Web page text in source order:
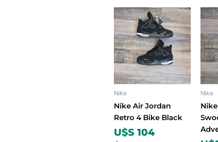
Nike
Nike Air Jordan
Retro 4 Bike Black
U$S 104
Este
producto
tiene
múltiples
variantes.
Las
opciones
pueden
elegir
Nike